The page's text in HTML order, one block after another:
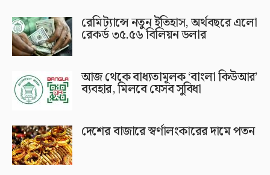
রেমিট্যান্সে নতুন ইতিহাস, অর্থবছরে এলো
রেকর্ড ৩৫.৫৬ বিলিয়ন ডলার
আজ থেকে বাধ্যতামূলক ‘বাংলা কিউআর’
ব্যবহার, মিলবে যেসব সুবিধা
দেশের বাজারে স্বর্ণালংকারের দামে পতন